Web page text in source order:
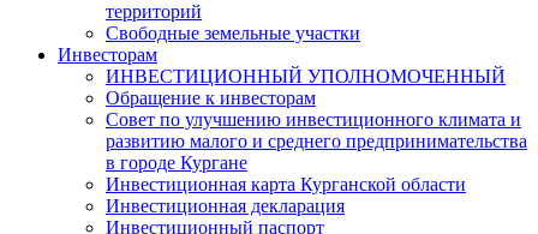
территорий
Свободные земельные участки
Инвесторам
ИНВЕСТИЦИОННЫЙ УПОЛНОМОЧЕННЫЙ
Обращение к инвесторам
Совет по улучшению инвестиционного климата и
развитию малого и среднего предпринимательства
в городе Кургане
Инвестиционная карта Курганской области
Инвестиционная декларация
Инвестиционный паспорт